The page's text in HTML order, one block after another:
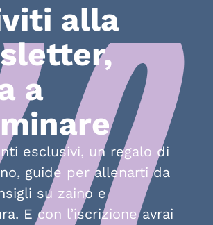
alla
a
esclusivi, un regalo di
guide per allenarti da
su zaino e
E con l’iscrizione avrai